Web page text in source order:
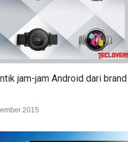
jam-jam Android dari brand
2015